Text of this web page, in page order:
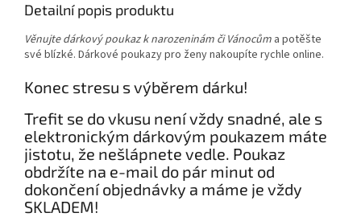
Detailní popis produktu
Věnujte dárkový poukaz k narozeninám či Vánocům a potěšte
své blízké. Dárkové poukazy pro ženy nakoupíte rychle online.
Konec stresu s výběrem dárku!
Trefit se do vkusu není vždy snadné, ale s
elektronickým dárkovým poukazem máte
jistotu, že nešlápnete vedle. Poukaz
obdržíte na e-mail do pár minut od
dokončení objednávky a máme je vždy
SKLADEM!